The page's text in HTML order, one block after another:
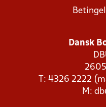
Dansk
T: 4326 2222
M: